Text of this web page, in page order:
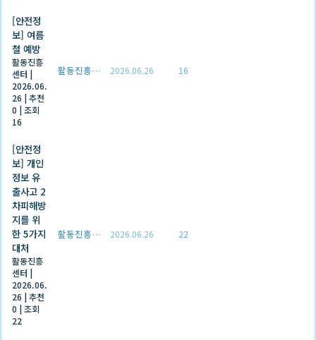
[안전정
보] 여름
철 예방
활동진흥
센터 |
2026.06.
26 |추천
0 |조회
16
활동진흥센터 2026.06.26 16
[안전정
보] 개인
정보 유
출사고 2
차피해방
지를 위
한 5가지
대처
활동진흥
센터 |
2026.06.
26 |추천
0 |조회
22
활동진흥센터 2026.06.26 22